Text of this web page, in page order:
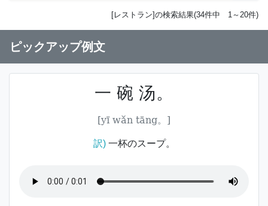
[レストラン]の検索結果(34件中 1～20件)
ピックアップ例文
一 碗 汤。
[yī wǎn tāng。]
訳)一杯のスープ。